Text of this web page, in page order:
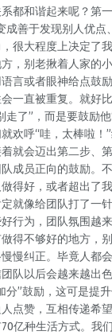
都和谐起来呢？第
成善于发现别人优
很大程度上决定了
，别老揪着人家的
言或者眼神给点鼓
一直被重复。就好
走了”，而是要鼓励
欢呼“哇，太棒啦
就会迈出第二步、
成员正向的鼓励。
得好，或者超出了
就像给团队打了一
行为，团队氛围越
得不够好的地方，
慢纠正。毕竟人都
队以后会越来越出
分”鼓励，这可是提
点赞，互相传递希
亿种生活方式。我